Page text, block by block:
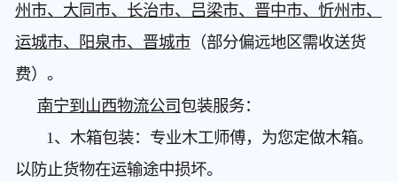
州市、大同市、长治市、吕梁市、晋中市、忻州市、
运城市、阳泉市、晋城市（部分偏远地区需收送货
费）。
南宁到山西物流公司包装服务：
1、木箱包装：专业木工师傅，为您定做木箱。
以防止货物在运输途中损坏。